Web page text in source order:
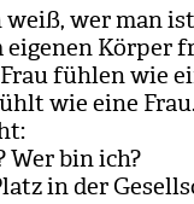
wer man
Kör­per
füh­len wie
wie eine
Wer bin ich?
in der